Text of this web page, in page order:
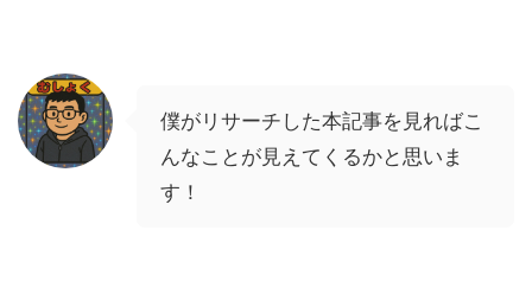
僕がリサーチした本記事を見ればこ
んなことが見えてくるかと思いま
す！